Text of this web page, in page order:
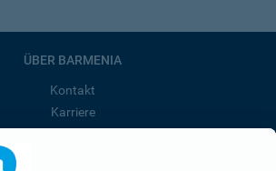
ÜBER BARMENIA
Kontakt
Karriere